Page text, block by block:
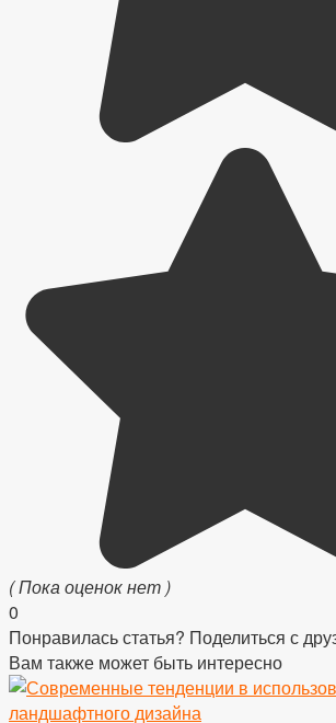
( Пока оценок нет )
0
Понравилась статья? Поделиться с
Вам также может быть интересно